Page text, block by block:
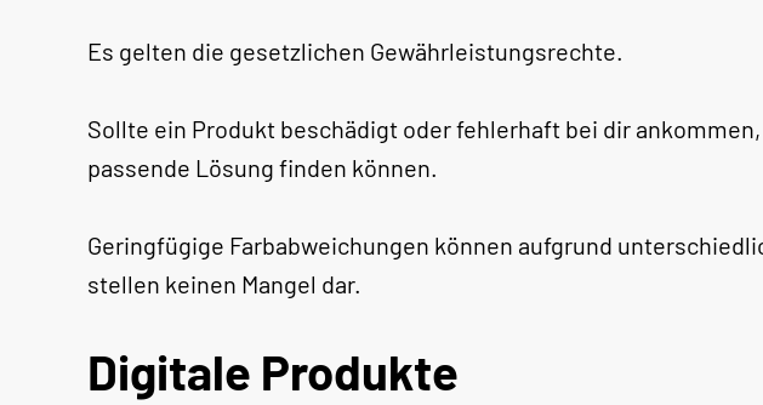
Es gelten die gesetzlichen Gewährleistungsrechte.
Sollte ein Produkt beschädigt oder fehlerhaft bei dir
passende Lösung finden können.
Geringfügige Farbabweichungen können aufgrund
stellen keinen Mangel dar.
Digitale Produkte